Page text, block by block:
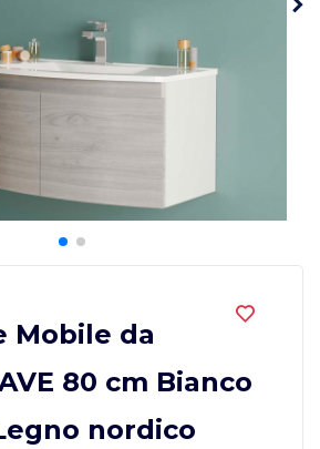
Mobile da
80 cm Bianco
nordico